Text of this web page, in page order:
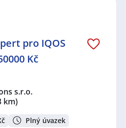
pro IQOS
Kč
s.r.o.
km)
Plný úvazek